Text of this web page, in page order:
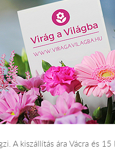
A kiszállítás ára Vácra és